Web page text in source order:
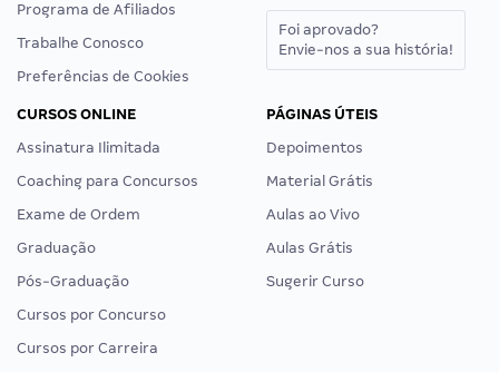
Programa de Afiliados
Trabalhe Conosco
Preferências de Cookies
Foi aprovado?
Envie-nos a sua história!
CURSOS ONLINE
Assinatura Ilimitada
Coaching para Concursos
Exame de Ordem
Graduação
Pós-Graduação
Cursos por Concurso
Cursos por Carreira
PÁGINAS ÚTEIS
Depoimentos
Material Grátis
Aulas ao Vivo
Aulas Grátis
Sugerir Curso